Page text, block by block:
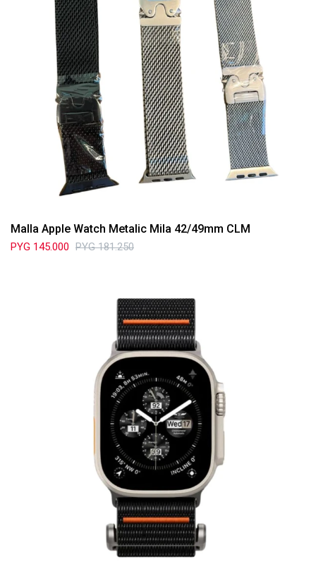
Malla Apple Watch Metalic Mila 42/49mm CLM
PYG 145.000 PYG 181.250